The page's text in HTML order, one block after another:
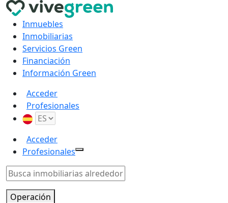
Inmuebles
Inmobiliarias
Servicios Green
Financiación
Información Green
Acceder
Profesionales
Acceder
Profesionales
Operación